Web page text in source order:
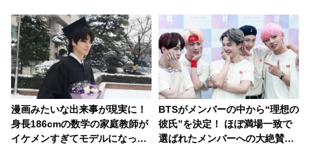
漫画みたいな出来事が現実に！
身長186cmの数学の家庭教師が
イケメンすぎてモデルになっち
BTSがメンバーの中から“理想の
彼氏”を決定！ ほぼ満場一致で
選ばれたメンバーへの大絶賛の